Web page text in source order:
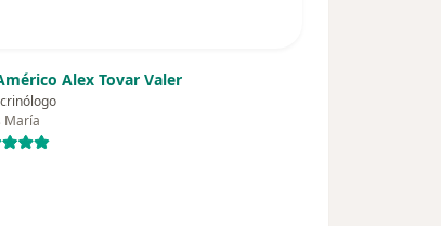
Alex Tovar Valer
María